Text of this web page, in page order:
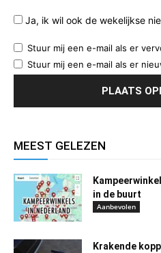
Ja, ik wil ook de wekelijkse
Stuur mij een e-mail als er
Stuur mij een e-mail als er
MEEST GELEZEN
in de buurt
Aanbevolen
Krakende